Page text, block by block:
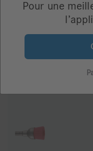
Pour une